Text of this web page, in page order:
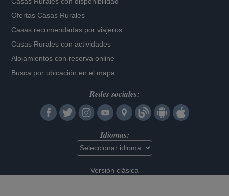
Ofertas Casas Rurales
Casas recomendadas por viajeros
Casas Rurales con actividades
Alojamientos con reserva online
Busca por ubicación en el mapa
Redes sociales:
Idiomas:
Versión clásica